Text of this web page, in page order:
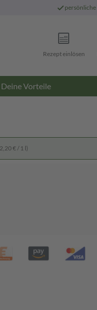
persönliche
Rezept einlösen
Deine Vorteile
€ / 1 l)